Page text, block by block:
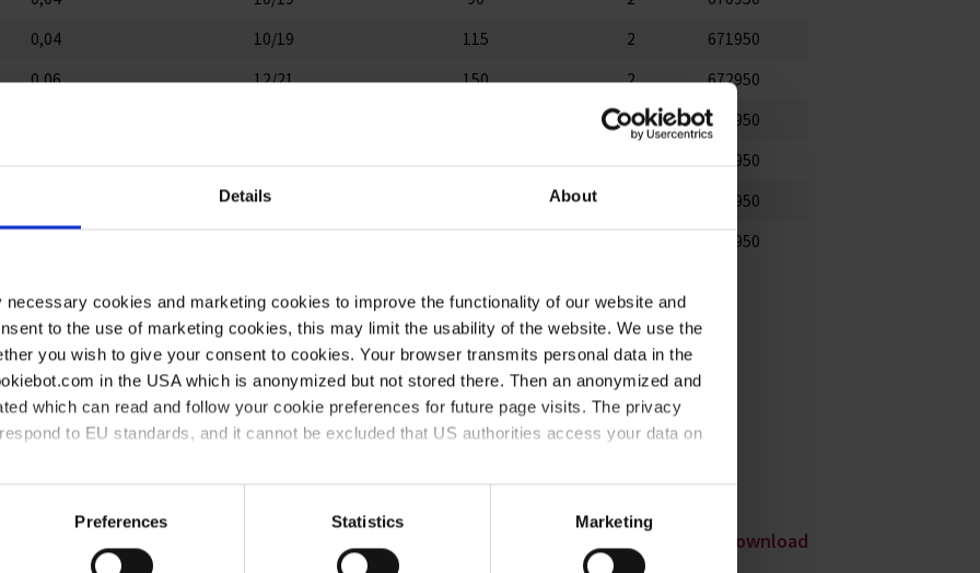
Details About
cookies and marketing cookies to improve the functionality of our website and
to the use of marketing cookies, this may limit the usability of the website. We use the
you wish to give your consent to cookies. Your browser transmits personal data in the
in the USA which is anonymized but not stored there. Then an anonymized and
which can read and follow your cookie preferences for future page visits. The privacy
to EU standards, and it cannot be excluded that US authorities access your data on
and the use of your personal data please visit our data privacy statement
Preferences Statistics Marketing
0,04 10/19 115 2
671950
0,06 12/21 150 2
672950
2
673950
0,15 19/26 235 2
674950
19/26
675950
676950
ce produit
Download